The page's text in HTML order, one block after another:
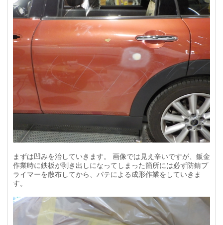
まずは凹みを治していきます。 画像では見え辛いですが、鈑金
作業時に鉄板が剥き出しになってしまった箇所には必ず防錆プ
ライマーを散布してから、パテによる成形作業をしていきま
す。